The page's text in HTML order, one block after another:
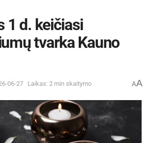
1 d. keičiasi
tvarka Kauno
06-27 Laikas: 2 min skaitymo AA